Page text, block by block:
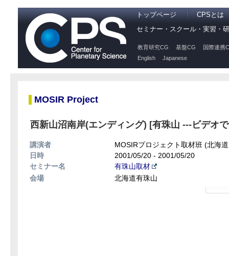
トップページ
CPSとは
セミナー・スクール・実習・
教育研究CG 基盤CG
国際連携
English
Japanese
MOSIR Project
西新山沼南岸(エンディング) [有珠山 ---ビデオ
講演者
MOSIRプロジェクト取材班 (北海
日時
2001/05/20 - 2001/05/20
セミナー名
有珠山取材
会場
北海道有珠山